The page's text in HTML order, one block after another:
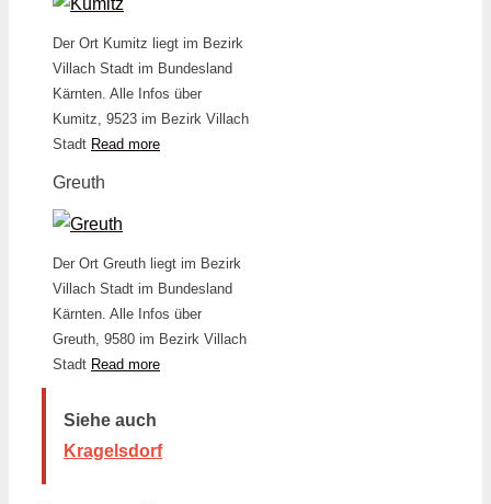
Der Ort Kumitz liegt im Bezirk
Villach Stadt im Bundesland
Kärnten. Alle Infos über
Kumitz, 9523 im Bezirk Villach
Stadt Read more
Greuth
Der Ort Greuth liegt im Bezirk
Villach Stadt im Bundesland
Kärnten. Alle Infos über
Greuth, 9580 im Bezirk Villach
Stadt Read more
Siehe auch
Kragelsdorf